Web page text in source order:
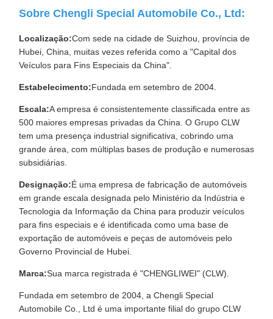
Sobre Chengli Special Automobile Co., Ltd:
Localização:Com sede na cidade de Suizhou, província de
Hubei, China, muitas vezes referida como a "Capital dos
Veículos para Fins Especiais da China".
Estabelecimento:Fundada em setembro de 2004.
Escala:A empresa é consistentemente classificada entre as
500 maiores empresas privadas da China. O Grupo CLW
tem uma presença industrial significativa, cobrindo uma
grande área, com múltiplas bases de produção e numerosas
subsidiárias.
Designação:É uma empresa de fabricação de automóveis
em grande escala designada pelo Ministério da Indústria e
Tecnologia da Informação da China para produzir veículos
para fins especiais e é identificada como uma base de
exportação de automóveis e peças de automóveis pelo
Governo Provincial de Hubei.
Marca:Sua marca registrada é "CHENGLIWEI" (CLW).
Fundada em setembro de 2004, a Chengli Special
Automobile Co., Ltd é uma importante filial do grupo CLW